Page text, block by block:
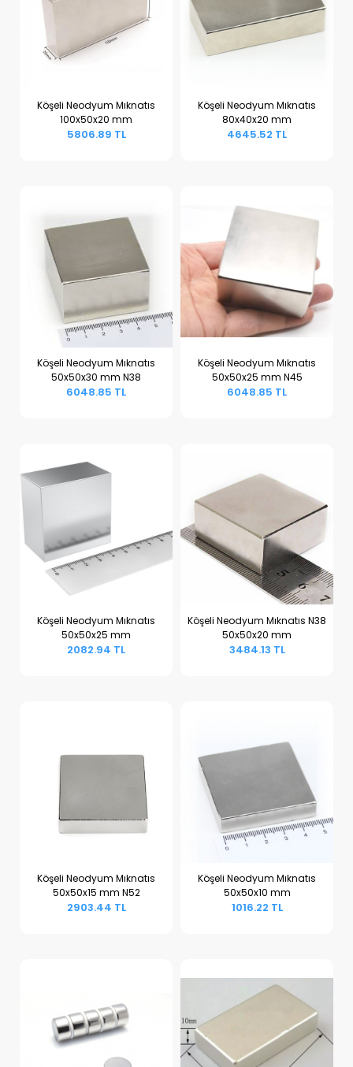
Sepete Ekle
Köşeli Neodyum Mıknatıs
100x50x20 mm
5806.89 TL
Sepete Ekle
Köşeli Neodyum Mıknatıs
80x40x20 mm
4645.52 TL
Sepete Ekle
Köşeli Neodyum Mıknatıs
50x50x30 mm N38
6048.85 TL
Sepete Ekle
Köşeli Neodyum Mıknatıs
50x50x25 mm N45
6048.85 TL
Sepete Ekle
Köşeli Neodyum Mıknatıs
50x50x25 mm
2082.94 TL
Sepete Ekle
Köşeli Neodyum Mıknatıs N38
50x50x20 mm
3484.13 TL
Sepete Ekle
Köşeli Neodyum Mıknatıs
50x50x15 mm N52
2903.44 TL
Sepete Ekle
Köşeli Neodyum Mıknatıs
50x50x10 mm
1016.22 TL